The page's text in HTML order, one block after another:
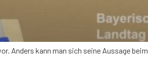
Anders kann man sich seine Aussage beim